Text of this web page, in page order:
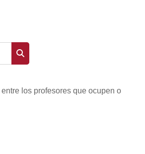
los profesores que ocupen o